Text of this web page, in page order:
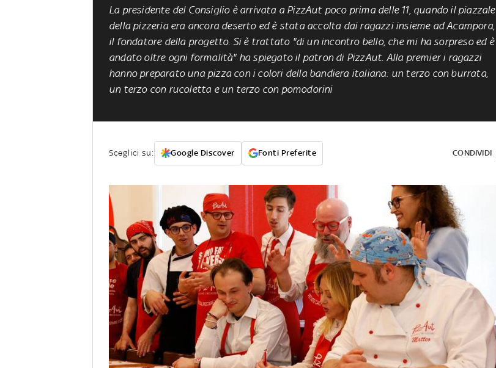
La presidente del Consiglio è arrivata a PizzAut poco prima delle 11, quando il piazzale
della pizzeria era ancora deserto ed è stata accolta dai ragazzi insieme ad Acampora,
il fondatore della progetto. Si è trattato "di un incontro bello, che mi ha sorpreso ed è
andato oltre ogni formalità" ha spiegato il patron di PizzAut. Alla premier i ragazzi
hanno preparato una pizza con i colori della bandiera italiana: un terzo con burrata,
un terzo con rucoletta e un terzo con pomodorini
Sceglici su: Google Discover Fonti Preferite CONDIVIDI